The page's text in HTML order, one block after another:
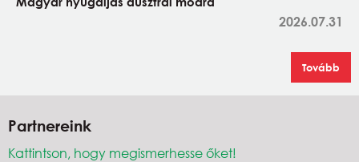
2026.07.31
Tovább
Partnereink
Kattintson, hogy megismerhesse őket!